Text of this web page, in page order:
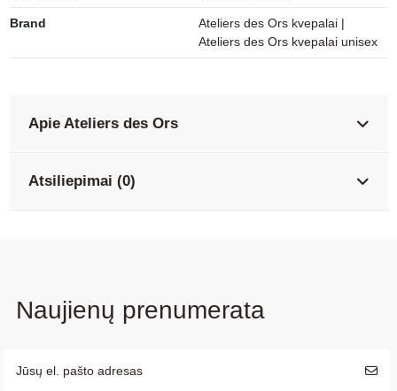
Brand Ateliers des Ors kvepalai |
Ateliers des Ors kvepalai unisex
Apie Ateliers des Ors
Atsiliepimai (0)
Naujienų prenumerata